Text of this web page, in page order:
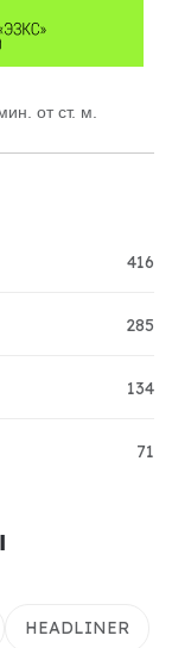
от ст. м.
416
285
134
71
HEADLINER